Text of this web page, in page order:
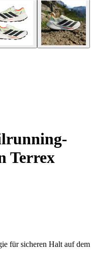
Terrex
für sicheren Halt auf dem